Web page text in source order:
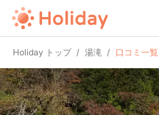
Holiday トップ 湯滝 口コミ一覧